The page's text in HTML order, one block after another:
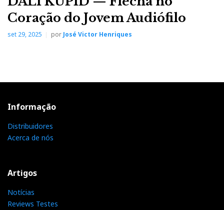
Coração do Jovem Audiófilo
set 29, 2025 por José Victor Henriques
Informação
Distribuidores
Acerca de nós
Artigos
Notícias
Reviews Testes